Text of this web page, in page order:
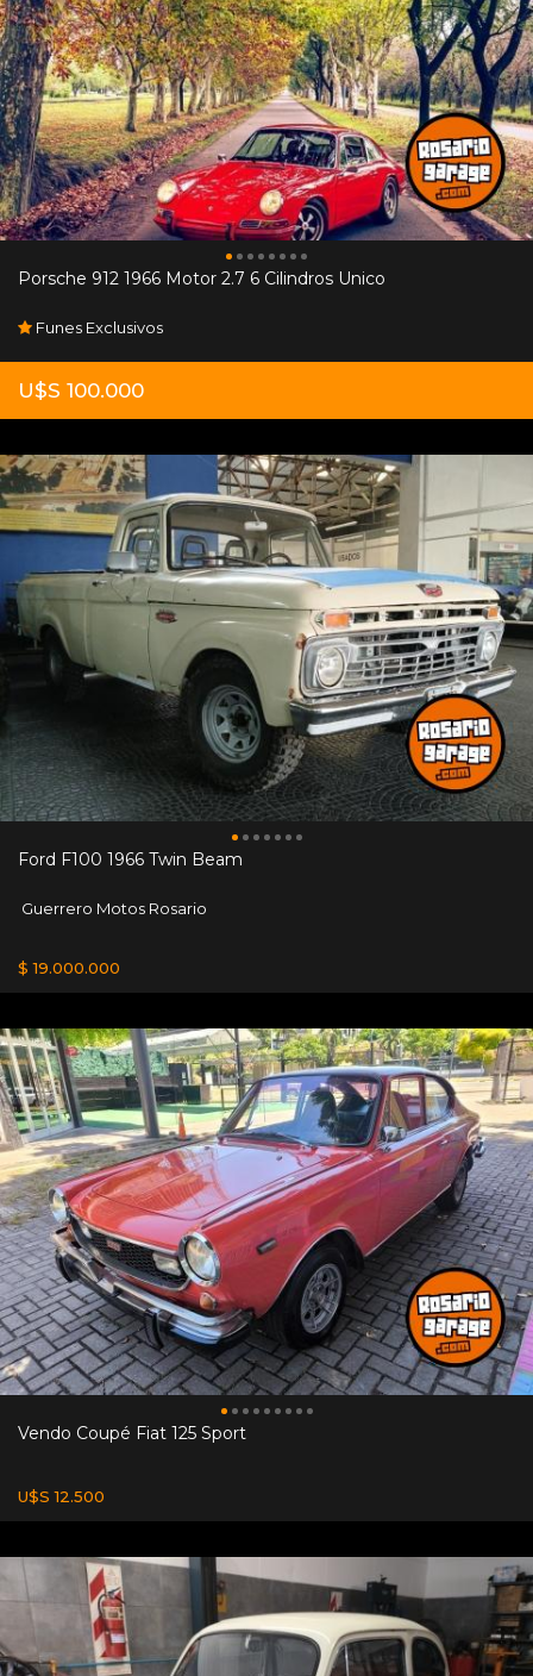
Porsche 912 1966 Motor 2.7 6 Cilindros Unico
Funes Exclusivos
U$S 100.000
Ford F100 1966 Twin Beam
Guerrero Motos Rosario
$ 19.000.000
Vendo Coupé Fiat 125 Sport
U$S 12.500